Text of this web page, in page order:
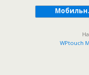
Мобильн.
WPtouch